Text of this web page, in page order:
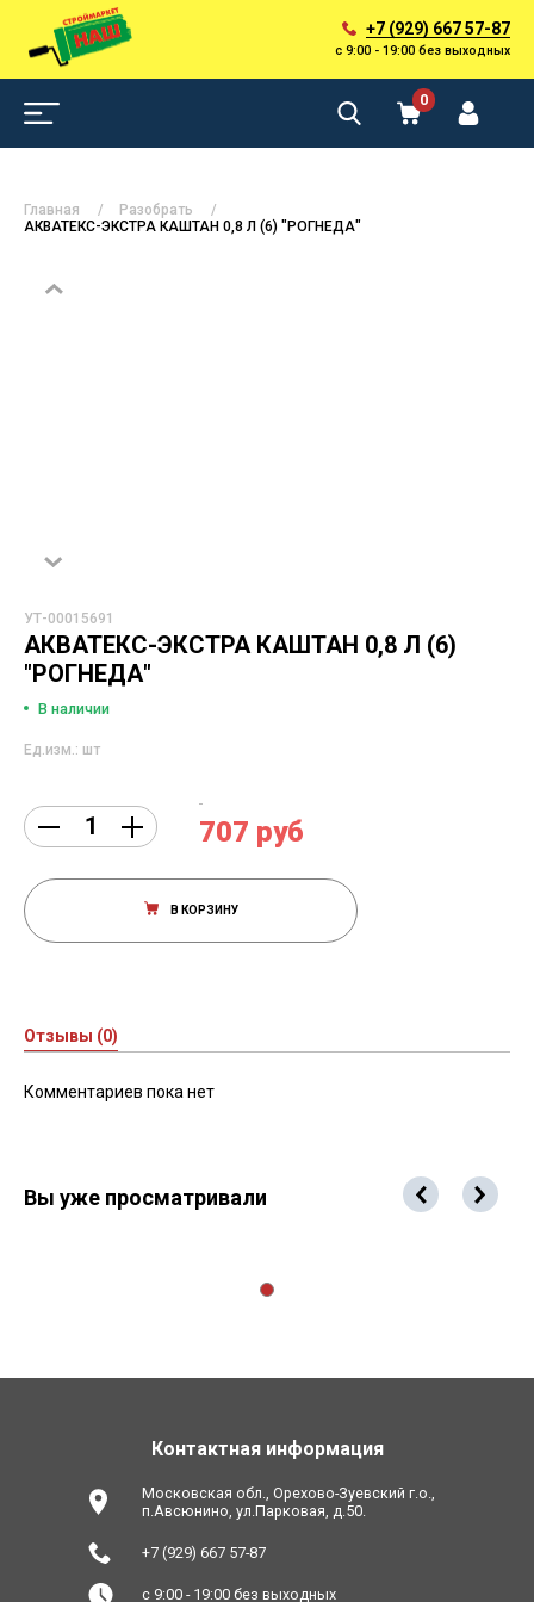
+7 (929) 667 57-87
с 9:00 - 19:00 без выходных
0
Главная
Разобрать
АКВАТЕКС-ЭКСТРА КАШТАН 0,8 Л (6) "РОГНЕДА"
УТ-00015691
АКВАТЕКС-ЭКСТРА КАШТАН 0,8 Л (6)
"РОГНЕДА"
В наличии
Ед.изм.: шт
707 руб
В КОРЗИНУ
Отзывы (0)
Комментариев пока нет
Вы уже просматривали
Контактная информация
Московская обл., Орехово-Зуевский г.о.,
п.Авсюнино, ул.Парковая, д.50.
+7 (929) 667 57-87
с 9:00 - 19:00 без выходных